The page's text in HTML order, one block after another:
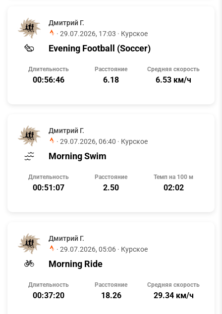
Дмитрий Г.
· 29.07.2026, 17:03 · Курское
Evening Football (Soccer)
Длительность
00:56:46
Расстояние
6.18
Средняя скорость
6.53 км/ч
Дмитрий Г.
· 29.07.2026, 06:40 · Курское
Morning Swim
Длительность
00:51:07
Расстояние
2.50
Темп на 100 м
02:02
Дмитрий Г.
· 29.07.2026, 05:06 · Курское
Morning Ride
Длительность
00:37:20
Расстояние
18.26
Средняя скорость
29.34 км/ч